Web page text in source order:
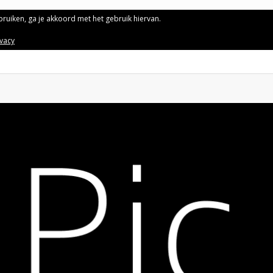
ga je akkoord met het gebruik hiervan.